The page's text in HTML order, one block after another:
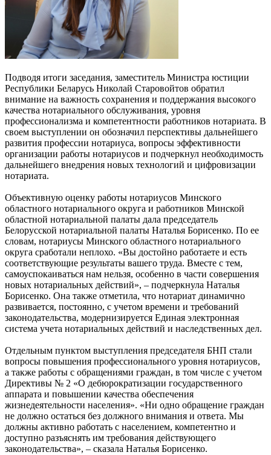
Подводя итоги заседания, заместитель Министра юстиции
Республики Беларусь Николай Старовойтов обратил
внимание на важность сохранения и поддержания высокого
качества нотариального обслуживания, уровня
профессионализма и компетентности работников нотариата. В
своем выступлении он обозначил перспективы дальнейшего
развития профессии нотариуса, вопросы эффективности
организации работы нотариусов и подчеркнул необходимость
дальнейшего внедрения новых технологий и цифровизации
нотариата.
Объективную оценку работы нотариусов Минского
областного нотариального округа и работников Минской
областной нотариальной палаты дала председатель
Белорусской нотариальной палаты Наталья Борисенко. По ее
словам, нотариусы Минского областного нотариального
округа сработали неплохо. «Вы достойно работаете и есть
соответствующие результаты вашего труда. Вместе с тем,
самоуспокаиваться нам нельзя, особенно в части совершения
новых нотариальных действий», – подчеркнула Наталья
Борисенко. Она также отметила, что нотариат динамично
развивается, постоянно, с учетом времени и требований
законодательства, модернизируется Единая электронная
система учета нотариальных действий и наследственных дел.
Отдельным пунктом выступления председателя БНП стали
вопросы повышения профессионального уровня нотариусов,
а также работы с обращениями граждан, в том числе с учетом
Директивы № 2 «О дебюрократизации государственного
аппарата и повышении качества обеспечения
жизнедеятельности населения». «Ни одно обращение граждан
не должно остаться без должного внимания и ответа. Мы
должны активно работать с населением, компетентно и
доступно разъяснять им требования действующего
законодательства», – сказала Наталья Борисенко.